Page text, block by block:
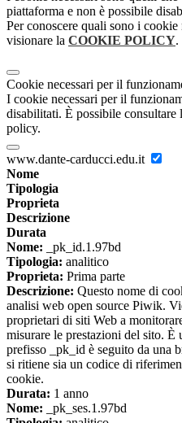
piattaforma e non è possibile
Per conoscere quali sono i
visionare la COOKIE POLICY.
Cookie necessari per il
I cookie necessari per il
disabilitati. È possibile
policy.
www.dante-carducci.edu.it
Nome
Tipologia
Proprieta
Descrizione
Durata
Nome: _pk_id.1.97bd
Tipologia: analitico
Proprieta: Prima parte
Descrizione: Questo nome di
analisi web open source Piwik.
proprietari di siti Web a
misurare le prestazioni del sito.
prefisso _pk_id è seguito da una
si ritiene sia un codice di
cookie.
Durata: 1 anno
Nome: _pk_ses.1.97bd